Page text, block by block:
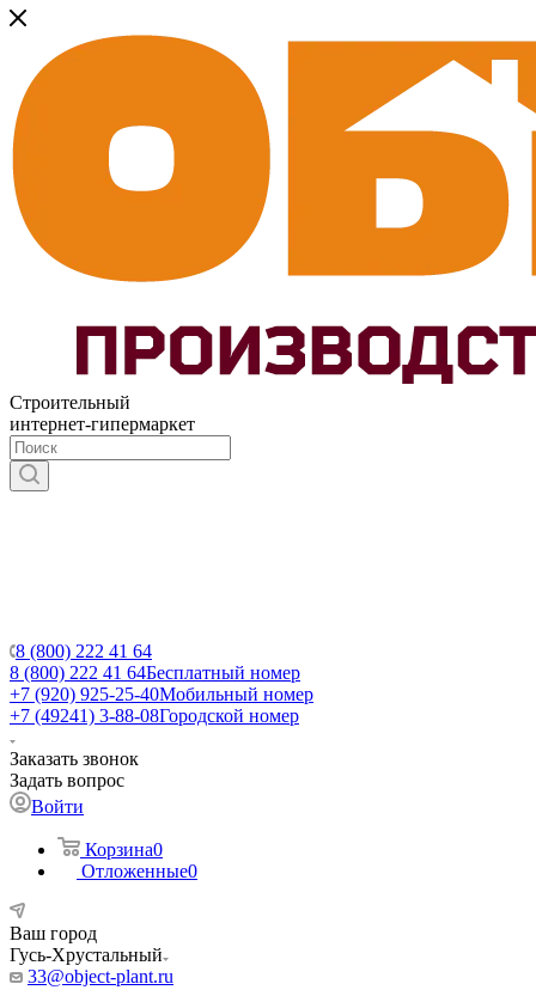
Строительный
интернет-гипермаркет
8 (800) 222 41 64
8 (800) 222 41 64Бесплатный номер
+7 (920) 925-25-40Мобильный номер
+7 (49241) 3-88-08Городской номер
Заказать звонок
Задать вопрос
Войти
Корзина0
Отложенные0
Ваш город
Гусь-Хрустальный
33@object-plant.ru